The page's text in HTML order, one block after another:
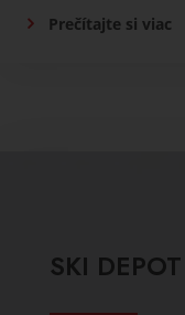
Prečítajte si viac
SKI DEPOT